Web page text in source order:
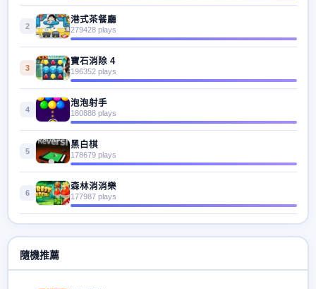
2
港式茶餐廳
279428 plays
3
寶石消除 4
196352 plays
4
泡泡射手
180888 plays
5
黑白棋
178679 plays
6
森林消消樂
177987 plays
隨機推薦